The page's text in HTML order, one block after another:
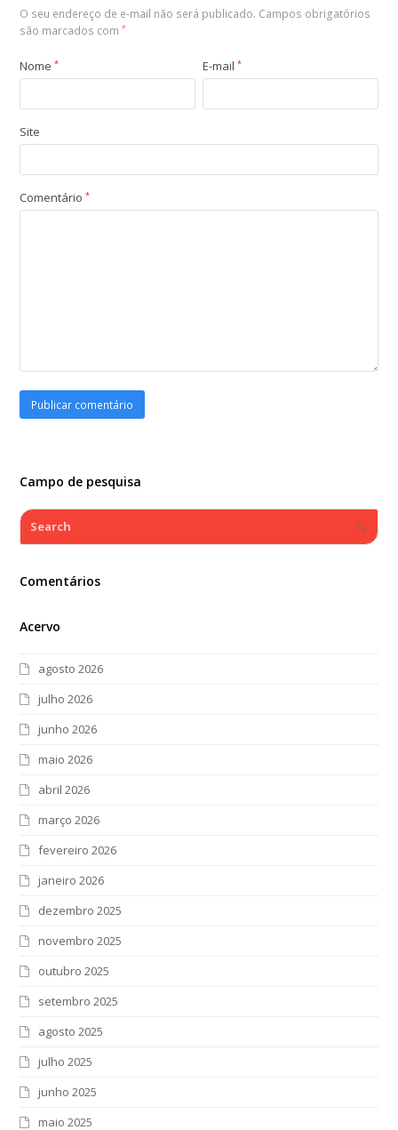
O seu endereço de e-mail não será publicado. Campos obrigatórios
são marcados com*
Nome* E-mail*
Site
Comentário*
Campo de pesquisa
Search
Comentários
Acervo
agosto 2026
julho 2026
junho 2026
maio 2026
abril 2026
março 2026
fevereiro 2026
janeiro 2026
dezembro 2025
novembro 2025
outubro 2025
setembro 2025
agosto 2025
julho 2025
junho 2025
maio 2025